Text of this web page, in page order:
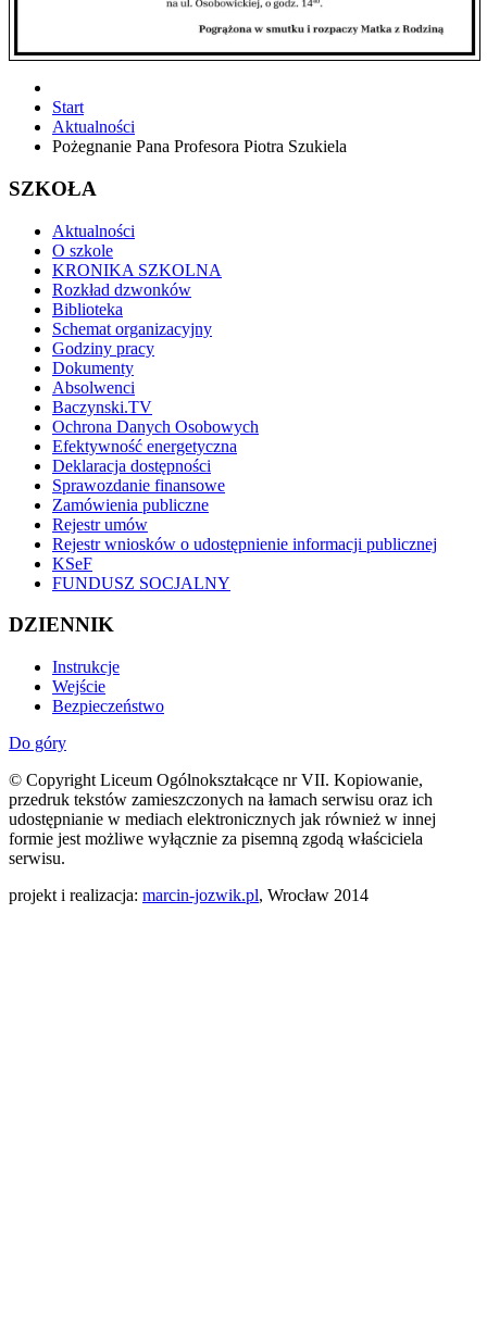
Start
Aktualności
Pożegnanie Pana Profesora Piotra Szukiela
SZKOŁA
Aktualności
O szkole
KRONIKA SZKOLNA
Rozkład dzwonków
Biblioteka
Schemat organizacyjny
Godziny pracy
Dokumenty
Absolwenci
Baczynski.TV
Ochrona Danych Osobowych
Efektywność energetyczna
Deklaracja dostępności
Sprawozdanie finansowe
Zamówienia publiczne
Rejestr umów
Rejestr wniosków o udostępnienie informacji publicznej
KSeF
FUNDUSZ SOCJALNY
DZIENNIK
Instrukcje
Wejście
Bezpieczeństwo
Do góry
© Copyright Liceum Ogólnokształcące nr VII. Kopiowanie,
przedruk tekstów zamieszczonych na łamach serwisu oraz ich
udostępnianie w mediach elektronicznych jak również w innej
formie jest możliwe wyłącznie za pisemną zgodą właściciela
serwisu.
projekt i realizacja: marcin-jozwik.pl, Wrocław 2014